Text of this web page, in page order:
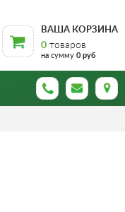
ВАША КОРЗИНА
0 товаров
на сумму 0 руб